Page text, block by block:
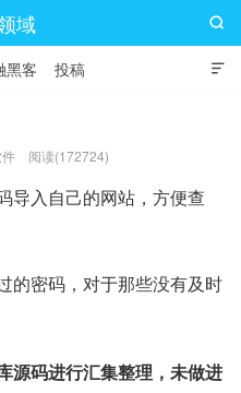
域

黑客 投稿

阅读(172724)
导入自己的网站，方便查
的密码，对于那些没有及时
源码进行汇集整理，未做进